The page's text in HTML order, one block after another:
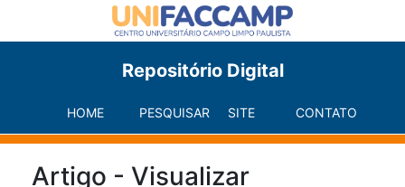
Repositório Digital
HOME PESQUISAR SITE CONTATO
Artigo - Visualizar